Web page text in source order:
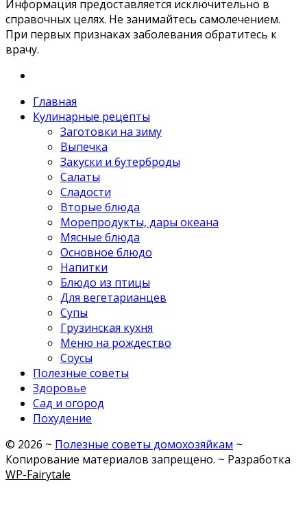
Информация предоставляется исключительно в
справочных целях. Не занимайтесь самолечением.
При первых признаках заболевания обратитесь к
врачу.
Главная
Кулинарные рецепты
Заготовки на зиму
Выпечка
Закуски и бутерброды
Салаты
Сладости
Вторые блюда
Морепродукты, дары океана
Мясные блюда
Основное блюдо
Напитки
Блюдо из птицы
Для вегетарианцев
Супы
Грузинская кухня
Меню на рождество
Соусы
Полезные советы
Здоровье
Сад и огород
Похудение
© 2026 ~ Полезные советы домохозяйкам ~
Копирование материалов запрещено. ~ Разработка
WP-Fairytale